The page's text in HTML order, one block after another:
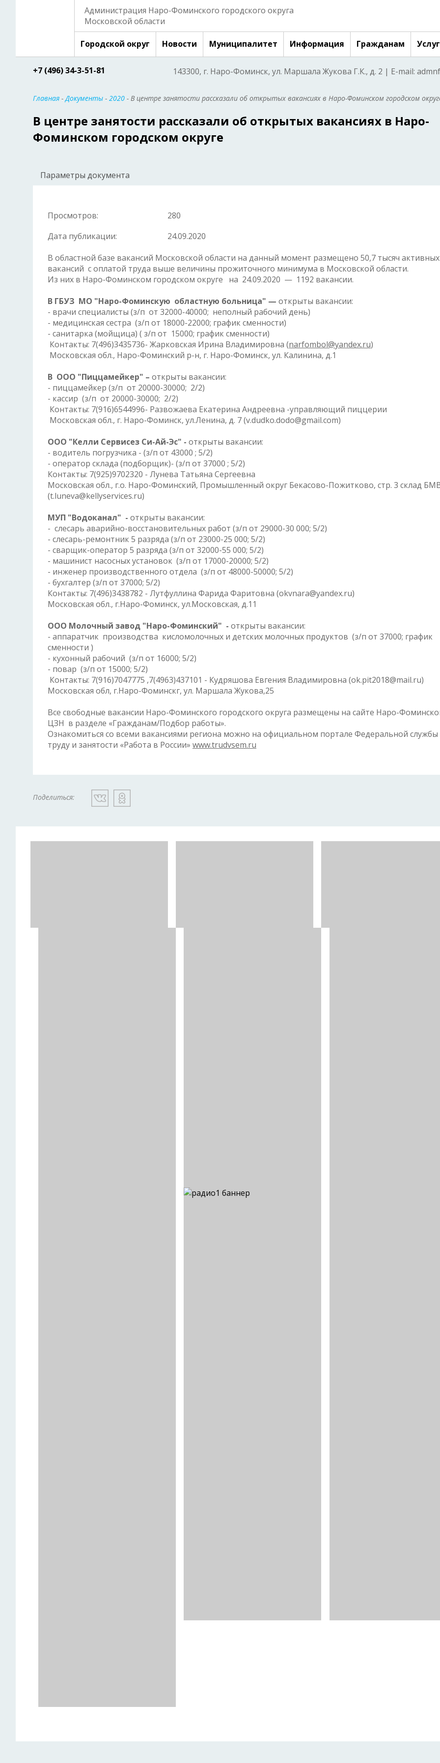
Администрация Наро-Фоминского городского округа
Московской области
Городской округ Новости Муниципалитет Информация Гражданам
+7 (496) 34-3-51-81 143300, г. Наро-Фоминск, ул. Маршала Жукова Г.К., д. 2 | E-mail:
Главная -Документы - 2020 - В центре занятости рассказали об открытых вакансиях в Наро-Фоминском городском
В центре занятости рассказали об открытых вакансиях в Наро-
Фоминском городском округе
Параметры документа
Просмотров:
280
Дата публикации:
24.09.2020
В областной базе вакансий Московской области на данный момент размещено 50,7 тысяч активных
вакансий с оплатой труда выше величины прожиточного минимума в Московской области.
Из них в Наро-Фоминском городском округе на 24.09.2020 — 1192 вакансии.
В ГБУЗ МО "Наро-Фоминскую областную больница" — открыты вакансии:
- врачи специалисты (з/п от 32000-40000; неполный рабочий день)
- медицинская сестра (з/п от 18000-22000; график сменности)
- санитарка (мойщица) ( з/п от 15000; график сменности)
Контакты: 7(496)3435736- Жарковская Ирина Владимировна (narfombol@yandex.ru)
Московская обл., Наро-Фоминский р-н, г. Наро-Фоминск, ул. Калинина, д.1
В ООО "Пиццамейкер" – открыты вакансии:
- пиццамейкер (з/п от 20000-30000; 2/2)
- кассир (з/п от 20000-30000; 2/2)
Контакты: 7(916)6544996- Развожаева Екатерина Андреевна -управляющий пиццерии
Московская обл., г. Наро-Фоминск, ул.Ленина, д. 7 (v.dudko.dodo@gmail.com)
ООО "Келли Сервисез Си-Ай-Эс" - открыты вакансии:
- водитель погрузчика - (з/п от 43000 ; 5/2)
- оператор склада (подборщик)- (з/п от 37000 ; 5/2)
Контакты: 7(925)9702320 - Лунева Татьяна Сергеевна
Московская обл., г.о. Наро-Фоминский, Промышленный округ Бекасово-Пожитково, стр. 3 склад
(t.luneva@kellyservices.ru)
МУП "Водоканал" - открыты вакансии:
- слесарь аварийно-восстановительных работ (з/п от 29000-30 000; 5/2)
- слесарь-ремонтник 5 разряда (з/п от 23000-25 000; 5/2)
- сварщик-оператор 5 разряда (з/п от 32000-55 000; 5/2)
- машинист насосных установок (з/п от 17000-20000; 5/2)
- инженер производственного отдела (з/п от 48000-50000; 5/2)
- бухгалтер (з/п от 37000; 5/2)
Контакты: 7(496)3438782 - Лутфуллина Фарида Фаритовна (okvnara@yandex.ru)
Московская обл., г.Наро-Фоминск, ул.Московская, д.11
ООО Молочный завод "Наро-Фоминский" - открыты вакансии:
- аппаратчик производства кисломолочных и детских молочных продуктов (з/п от 37000; график
сменности )
- кухонный рабочий (з/п от 16000; 5/2)
- повар (з/п от 15000; 5/2)
Контакты: 7(916)7047775 ,7(4963)437101 - Кудряшова Евгения Владимировна (ok.pit2018@mail.ru)
Московская обл, г.Наро-Фоминскг, ул. Маршала Жукова,25
Все свободные вакансии Наро-Фоминского городского округа размещены на сайте Наро-
ЦЗН в разделе «Гражданам/Подбор работы».
Ознакомиться со всеми вакансиями региона можно на официальном портале Федеральной
труду и занятости «Работа в России» www.trudvsem.ru
Поделиться: